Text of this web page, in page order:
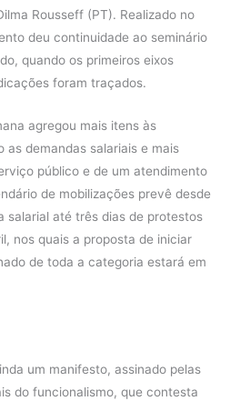
Rousseff (PT). Realizado no
deu continuidade ao seminário
quando os primeiros eixos
foram traçados.
agregou mais itens às
as demandas salariais e mais
público e de um atendimento
de mobilizações prevê desde
salarial até três dias de protestos
nos quais a proposta de iniciar
de toda a categoria estará em
um manifesto, assinado pelas
do funcionalismo, que contesta